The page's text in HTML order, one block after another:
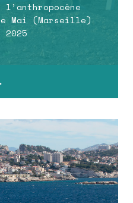
Mai (Marseille)